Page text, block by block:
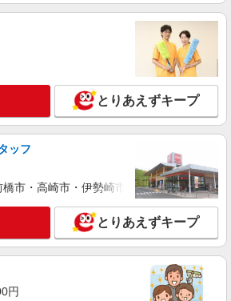
゜・。○。・゜+゜・。○。・゜
社祝い金10万円支給(規定有) お友達を紹介
払い可能（規程有）★ ゜・。○。・゜
詳細を見る
モバイル】人気機種に詳しくなれる携帯
月給265500円〜 ※残業代支給 ★交通費別途支
） ゜+゜・。○。・゜+゜・。
゜+゜ 入社祝い金10万円支給(規定有) お友達
頂くと, インセンティブ支給(規定有) ゜・。
゜+゜・。○。・゜+゜
京都豊島区の楽天モバイルショップ
詳細を見る
スタッフ/tkRD40119a
とりあえずキープ
ッフ
市・高崎市・伊勢崎市・太田市・館林市
とりあえずキープ
円